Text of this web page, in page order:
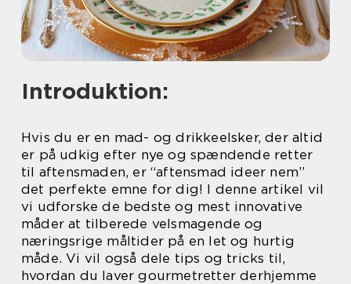
Introduktion:
Hvis du er en mad- og drikkeelsker, der altid
er på udkig efter nye og spændende retter
til aftensmaden, er “aftensmad ideer nem”
det perfekte emne for dig! I denne artikel vil
vi udforske de bedste og mest innovative
måder at tilberede velsmagende og
næringsrige måltider på en let og hurtig
måde. Vi vil også dele tips og tricks til,
hvordan du laver gourmetretter derhjemme